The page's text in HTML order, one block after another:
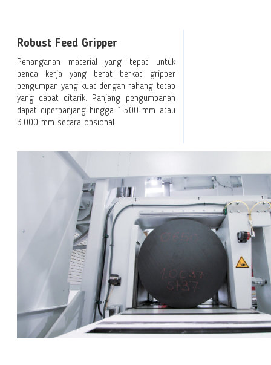
Robust Feed Gripper
Penanganan material yang tepat untuk
benda kerja yang berat berkat gripper
pengumpan yang kuat dengan rahang tetap
yang dapat ditarik. Panjang pengumpanan
dapat diperpanjang hingga 1.500 mm atau
3.000 mm secara opsional.